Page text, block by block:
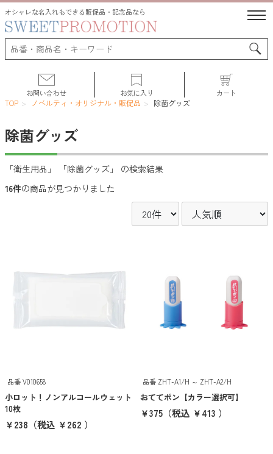
オシャレな名入れもできる販促品・記念品なら
お問い合わせ お気に入り カート
人気ランキング
初めての方へ
ご注文・包装について
入稿データについて
営業日カレンダー
TOP ノベルティ・オリジナル・販促品 除菌グッズ
除菌グッズ
「衛生用品」 「除菌グッズ」 の検索結果
16件の商品が見つかりました
品番 V010658
小ロット！ノンアルコールウェット
10枚
￥238 （税込 ￥262 ）
品番 ZHT-A1/H ～ ZHT-A2/H
おててポン【カラー選択可】
￥375 （税込 ￥413 ）